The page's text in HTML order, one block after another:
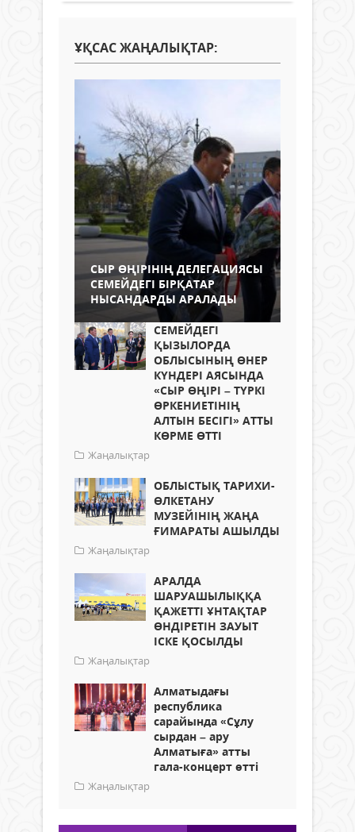
ҰҚСАС ЖАҢАЛЫҚТАР:
СЫР ӨҢІРІНІҢ ДЕЛЕГАЦИЯСЫ
СЕМЕЙДЕГІ БІРҚАТАР
НЫСАНДАРДЫ АРАЛАДЫ
СЕМЕЙДЕГІ
ҚЫЗЫЛОРДА
ОБЛЫСЫНЫҢ ӨНЕР
КҮНДЕРІ АЯСЫНДА
«СЫР ӨҢІРІ – ТҮРКІ
ӨРКЕНИЕТІНІҢ
АЛТЫН БЕСІГІ» АТТЫ
КӨРМЕ ӨТТІ
Жаңалықтар
ОБЛЫСТЫҚ ТАРИХИ-
ӨЛКЕТАНУ
МУЗЕЙІНІҢ ЖАҢА
ҒИМАРАТЫ АШЫЛДЫ
Жаңалықтар
АРАЛДА
ШАРУАШЫЛЫҚҚА
ҚАЖЕТТІ ҰНТАҚТАР
ӨНДІРЕТІН ЗАУЫТ
ІСКЕ ҚОСЫЛДЫ
Жаңалықтар
Алматыдағы
республика
сарайында «Сұлу
сырдан – ару
Алматыға» атты
гала-концерт өтті
Жаңалықтар